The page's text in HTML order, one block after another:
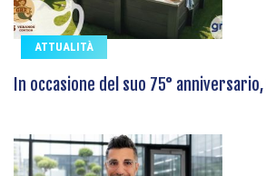
ATTUALITÀ
In occasione del suo 75°